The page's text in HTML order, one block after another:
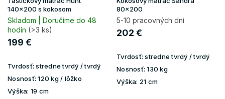
140x200 s kokosom
Skladom | Doručíme do 48
hodín (>3 ks)
199 €
Tvrdosť: stredne tvrdý / tvrdý
Nosnosť: 120 kg / lôžko
Výška: 19 cm
80x200
5-10 pracovných dní
202 €
Tvrdosť: stredne tvrdý / tvrdý
Nosnosť: 130 kg
Výška: 21 cm